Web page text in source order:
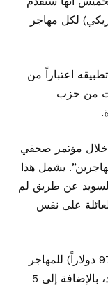
ألف دولار أمريكي) لكل مهاجر
اعتباراً من
من حزب
خلال مؤتمر صحفي
يشمل هذا
السويد عن طريق لم
على نفس
تقدم السويد حالياً مبلغ 10 آلاف كرونة (970 دولاراً) للمهاجر
الذي يقرر التخلي عن إقامته ومغادرة البلاد، بالإضافة إلى 5